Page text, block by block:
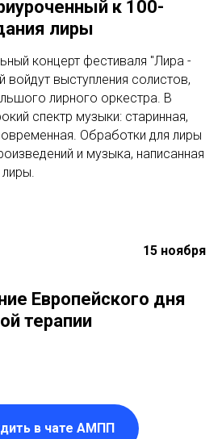
к 100-
лиры
концерт фестиваля "Лира -
войдут выступления солистов,
лирного оркестра. В
спектр музыки: старинная,
Обработки для лиры
и музыка, написанная
15 ноября
Европейского дня
терапии
в чате АМПП